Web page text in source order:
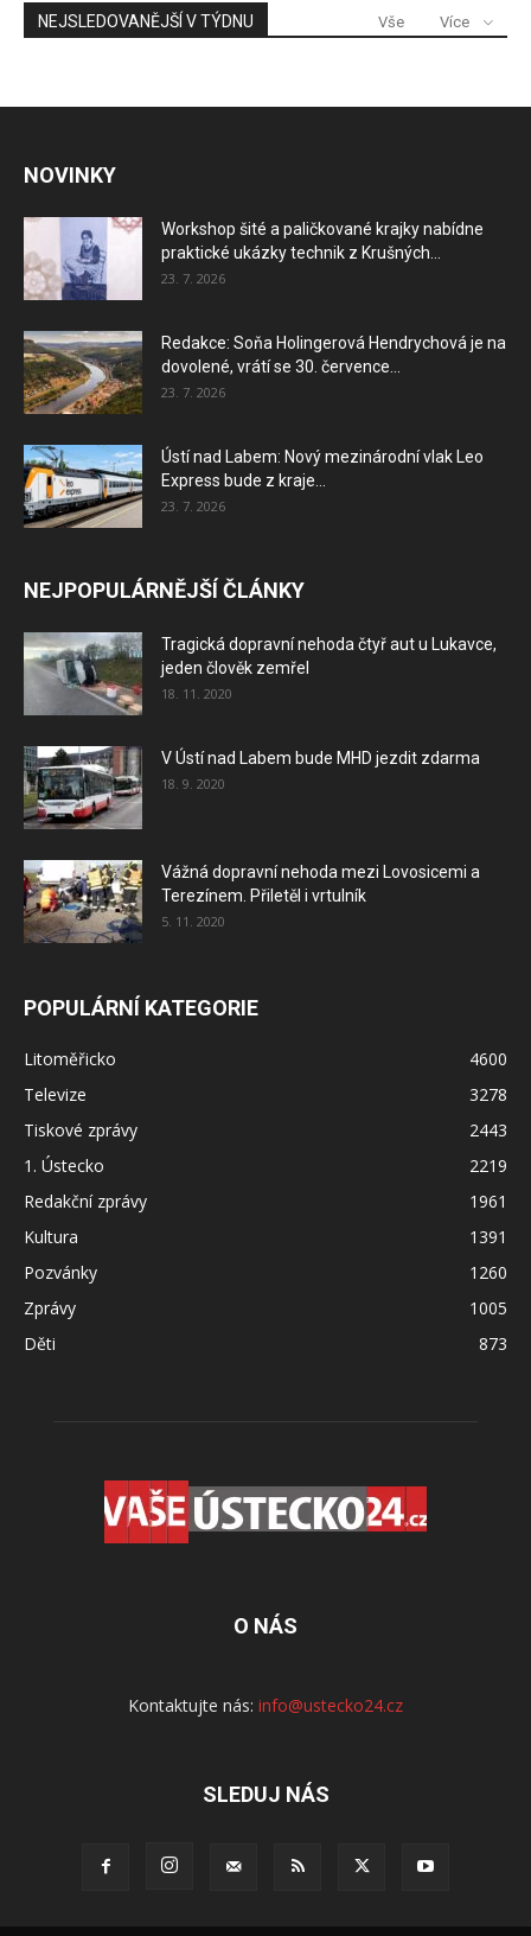
NEJSLEDOVANĚJŠÍ V TÝDNU Vše Více
NOVINKY
Workshop šité a paličkované krajky nabídne
praktické ukázky technik z Krušných...
23. 7. 2026
Redakce: Soňa Holingerová Hendrychová je na
dovolené, vrátí se 30. července...
23. 7. 2026
Ústí nad Labem: Nový mezinárodní vlak Leo
Express bude z kraje...
23. 7. 2026
NEJPOPULÁRNĚJŠÍ ČLÁNKY
Tragická dopravní nehoda čtyř aut u Lukavce,
jeden člověk zemřel
18. 11. 2020
V Ústí nad Labem bude MHD jezdit zdarma
18. 9. 2020
Vážná dopravní nehoda mezi Lovosicemi a
Terezínem. Přiletěl i vrtulník
5. 11. 2020
POPULÁRNÍ KATEGORIE
Litoměřicko
4600
Televize
3278
Tiskové zprávy
2443
1. Ústecko
2219
Redakční zprávy
1961
Kultura
1391
Pozvánky
1260
Zprávy
1005
Děti
873
O NÁS
Kontaktujte nás: info@ustecko24.cz
SLEDUJ NÁS